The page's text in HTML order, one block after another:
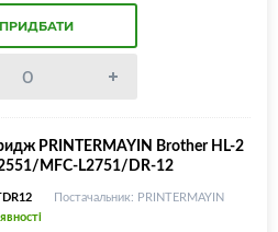
ПРИДБАТИ
PRINTERMAYIN Brother HL-2
MFC-L2751/DR-12
Постачальник: PRINTERMAYIN